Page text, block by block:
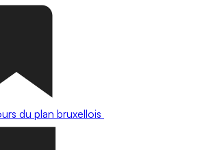
du plan bruxellois